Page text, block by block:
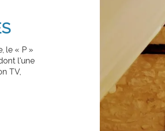
le « P »
l'une
TV,